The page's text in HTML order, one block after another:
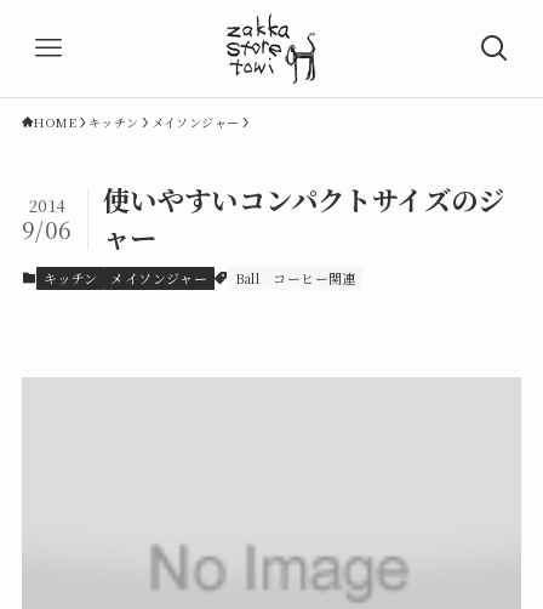
HOME キッチン メイソンジャー
使いやすいコンパクトサイズのジ
ャー
2014
9/06
キッチン メイソンジャー Ball コーヒー関連